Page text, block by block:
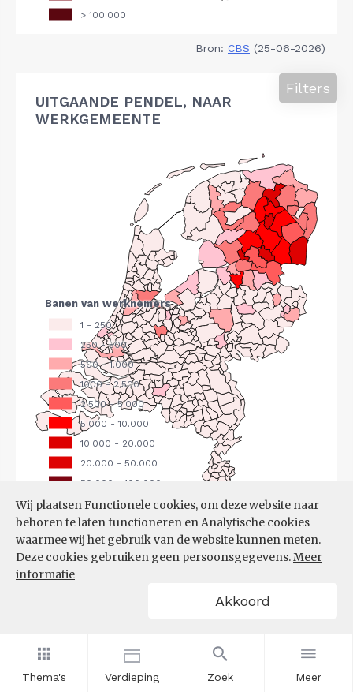
Thema's Verdieping Zoek Meer
Wij plaatsen Functionele cookies, om deze website naar
behoren te laten functioneren en Analytische cookies
waarmee wij het gebruik van de website kunnen meten.
Deze cookies gebruiken geen persoonsgegevens.Meer
informatie
Akkoord
Bron: CBS (25-06-2026)
UITGAANDE PENDEL, NAAR
WERKGEMEENTE
Filters
Bron:CBS(25-06-2026)